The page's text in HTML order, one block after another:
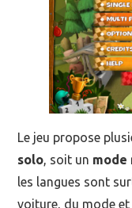
Le jeu propose
solo, soit un
les langues sont
voiture, du mode